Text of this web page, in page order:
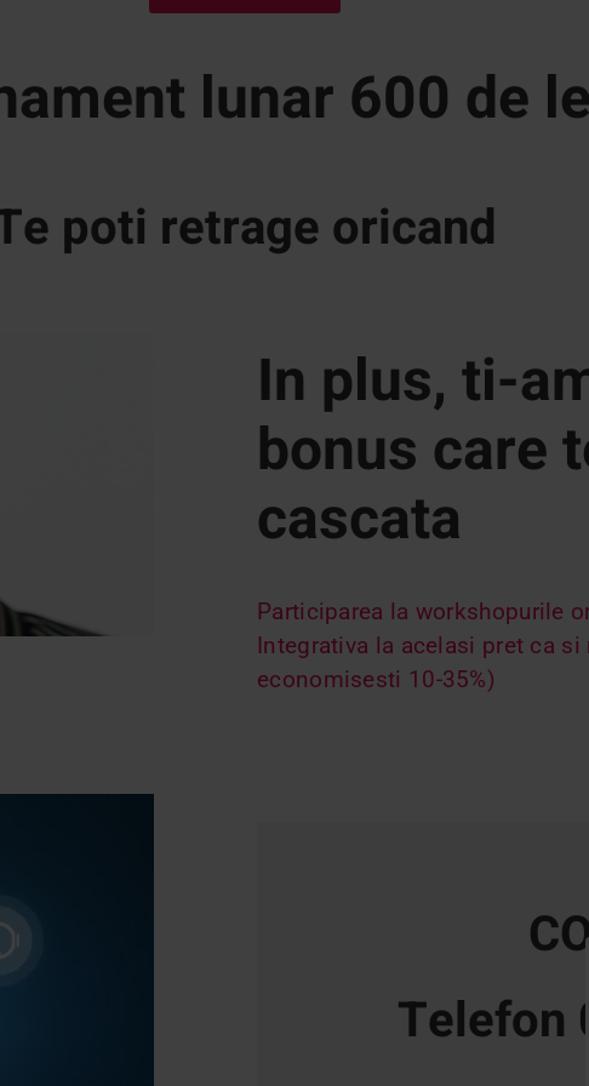
lunar 600 de
poti retrage oricand
In plus, ti-
bonus care
cascata
Participarea la workshopurile
Integrativa la acelasi pret ca
economisesti 10-35%)
Telefon